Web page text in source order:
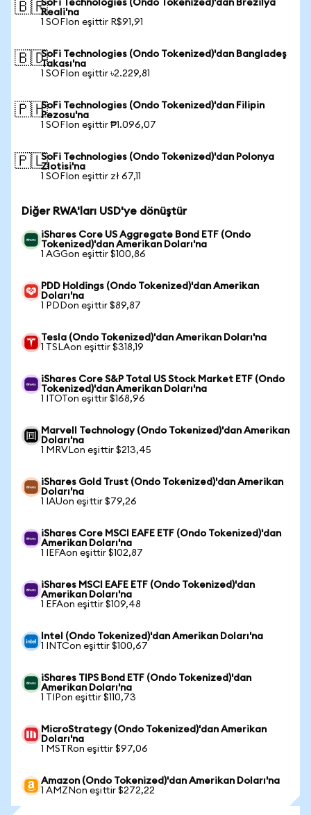
🇧🇷SoFi Technologies (Ondo Tokenized)'dan Brezilya
Reali'na
1 SOFIon eşittir R$91,91
🇧🇩SoFi Technologies (Ondo Tokenized)'dan Bangladeş
Takası'na
1 SOFIon eşittir ৳2.229,81
🇵🇭SoFi Technologies (Ondo Tokenized)'dan Filipin
Pezosu'na
1 SOFIon eşittir ₱1.096,07
🇵🇱SoFi Technologies (Ondo Tokenized)'dan Polonya
Zlotisi'na
1 SOFIon eşittir zł 67,11
Diğer RWA'ları USD'ye dönüştür
iShares Core US Aggregate Bond ETF (Ondo
Tokenized)'dan Amerikan Doları'na
1 AGGon eşittir $100,86
PDD Holdings (Ondo Tokenized)'dan Amerikan
Doları'na
1 PDDon eşittir $89,87
Tesla (Ondo Tokenized)'dan Amerikan Doları'na
1 TSLAon eşittir $318,19
iShares Core S&P Total US Stock Market ETF (Ondo
Tokenized)'dan Amerikan Doları'na
1 ITOTon eşittir $168,96
Marvell Technology (Ondo Tokenized)'dan Amerikan
Doları'na
1 MRVLon eşittir $213,45
iShares Gold Trust (Ondo Tokenized)'dan Amerikan
Doları'na
1 IAUon eşittir $79,26
iShares Core MSCI EAFE ETF (Ondo Tokenized)'dan
Amerikan Doları'na
1 IEFAon eşittir $102,87
iShares MSCI EAFE ETF (Ondo Tokenized)'dan
Amerikan Doları'na
1 EFAon eşittir $109,48
Intel (Ondo Tokenized)'dan Amerikan Doları'na
1 INTCon eşittir $100,67
iShares TIPS Bond ETF (Ondo Tokenized)'dan
Amerikan Doları'na
1 TIPon eşittir $110,73
MicroStrategy (Ondo Tokenized)'dan Amerikan
Doları'na
1 MSTRon eşittir $97,06
Amazon (Ondo Tokenized)'dan Amerikan Doları'na
1 AMZNon eşittir $272,22